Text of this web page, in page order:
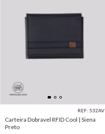
REF: 532AV
Carteira Dobravel RFID Cool | Siena
Preto